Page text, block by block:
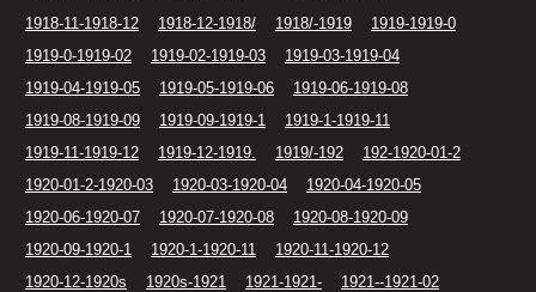
1918-11-1918-12
1918-12-1918/ 1918/-1919
1919-1919-0
1919-0-1919-02
1919-02-1919-03
1919-03-1919-04
1919-04-1919-05
1919-05-1919-06
1919-06-1919-08
1919-08-1919-09
1919-09-1919-1
1919-1-1919-11
1919-11-1919-12
1919-12-1919. 1919/-192
192-1920-01-2
1920-01-2-1920-03
1920-03-1920-04
1920-04-1920-05
1920-06-1920-07
1920-07-1920-08
1920-08-1920-09
1920-09-1920-1
1920-1-1920-11
1920-11-1920-12
1920-12-1920s
1920s-1921 1921-1921-
1921--1921-02